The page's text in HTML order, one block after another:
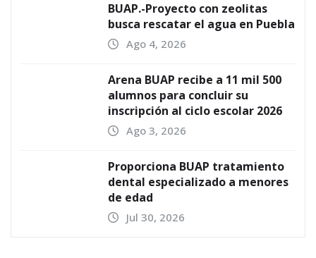
BUAP.-Proyecto con zeolitas
busca rescatar el agua en Puebla
Ago 4, 2026
Arena BUAP recibe a 11 mil 500
alumnos para concluir su
inscripción al ciclo escolar 2026
Ago 3, 2026
Proporciona BUAP tratamiento
dental especializado a menores
de edad
Jul 30, 2026